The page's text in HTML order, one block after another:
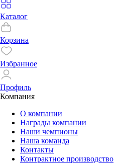
Каталог
Корзина
Избранное
Профиль
Компания
О компании
Награды компании
Наши чемпионы
Наша команда
Контакты
Контрактное производство